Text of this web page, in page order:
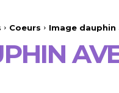
Coeurs Image dauphin